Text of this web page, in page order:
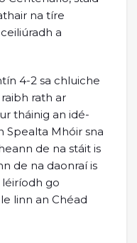
na tíre
a
4-2 sa chluiche
rath ar
tháinig an idé-
Spealta Mhóir sna
de na stáit is
de na daonraí is
léiríodh go
linn an Chéad